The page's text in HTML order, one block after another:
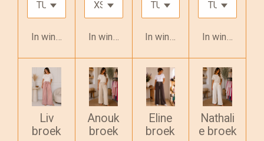
In winkelwagenIn winkelwagenIn winkelwagen
In
Liv
broek
Anouk
broek
Eline
broek
Nathali
e broek